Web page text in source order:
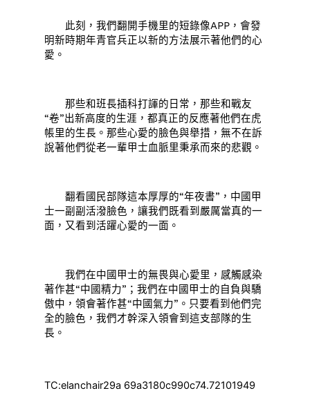
此刻，我們翻開手機里的短錄像APP，會發
明新時期年青官兵正以新的方法展示著他們的心
愛。
那些和班長插科打諢的日常，那些和戰友
“卷”出新高度的生涯，都真正的反應著他們在虎
帳里的生長。那些心愛的臉色與舉措，無不在訴
說著他們從老一輩甲士血脈里秉承而來的悲觀。
翻看國民部隊這本厚厚的“年夜書”，中國甲
士一副副活潑臉色，讓我們既看到嚴厲當真的一
面，又看到活躍心愛的一面。
我們在中國甲士的無畏與心愛里，感觸感染
著作甚“中國精力”；我們在中國甲士的自負與驕
傲中，領會著作甚“中國氣力”。只要看到他們完
全的臉色，我們才幹深入領會到這支部隊的生
長。
TC:elanchair29a 69a3180c990c74.72101949